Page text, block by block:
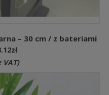
– 30 cm / z bateriami
zł